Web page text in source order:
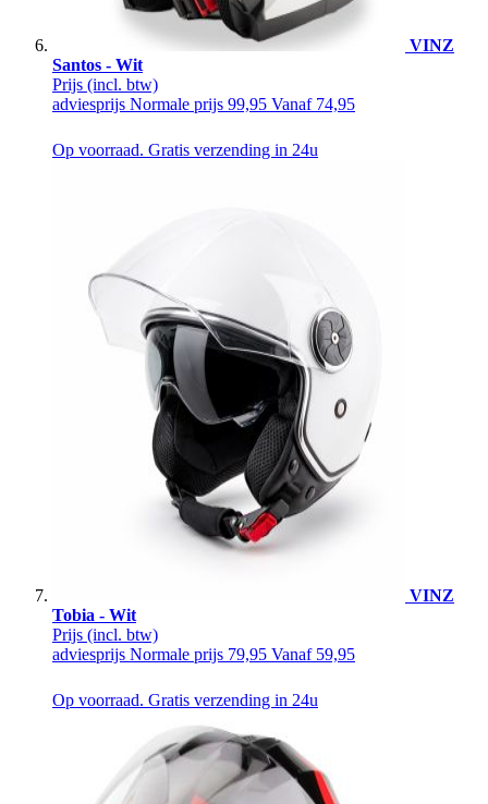
VINZ
Santos - Wit
Prijs (incl. btw)
adviesprijs Normale prijs 99,95 Vanaf 74,95
Op voorraad. Gratis verzending in 24u
VINZ
Tobia - Wit
Prijs (incl. btw)
adviesprijs Normale prijs 79,95 Vanaf 59,95
Op voorraad. Gratis verzending in 24u